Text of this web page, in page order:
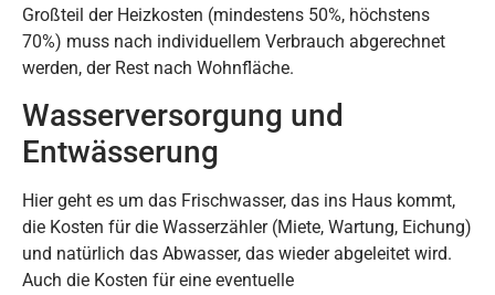
Großteil der Heizkosten (mindestens 50%, höchstens
70%) muss nach individuellem Verbrauch abgerechnet
werden, der Rest nach Wohnfläche.
Wasserversorgung und
Entwässerung
Hier geht es um das Frischwasser, das ins Haus kommt,
die Kosten für die Wasserzähler (Miete, Wartung, Eichung)
und natürlich das Abwasser, das wieder abgeleitet wird.
Auch die Kosten für eine eventuelle